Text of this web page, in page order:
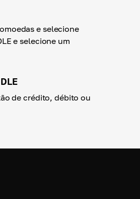
e selecione
e selecione um
de crédito, débito ou